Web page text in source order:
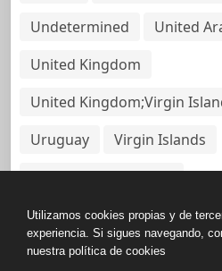
Undetermined
United
United Kingdom
United Kingdom;Virgin
Uruguay
Virgin Islands
Virgin Islands, British
Utilizamos cookies propias y de
experiencia. Si sigues navegando,
nuestra política de cookies